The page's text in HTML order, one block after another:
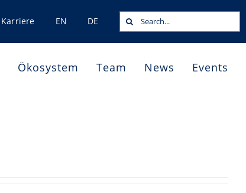
Karriere EN DE
Search
for:
Ökosystem Team News Events